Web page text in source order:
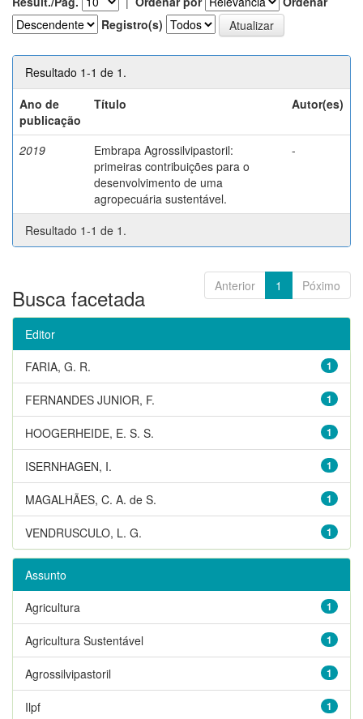
Registro(s)
Resultado 1-1 de 1.
Ano de
publicação
Título Autor(es)
2019
Embrapa Agrossilvipastoril:
primeiras contribuições para o
desenvolvimento de uma
agropecuária sustentável.
-
Resultado 1-1 de 1.
Anterior 1 Póximo
Busca facetada
Editor
1
FARIA, G. R.
1
FERNANDES JUNIOR, F.
1
HOOGERHEIDE, E. S. S.
1
ISERNHAGEN, I.
1
MAGALHÃES, C. A. de S.
1
VENDRUSCULO, L. G.
Assunto
1
Agricultura
1
Agricultura Sustentável
1
Agrossilvipastoril
1
Ilpf